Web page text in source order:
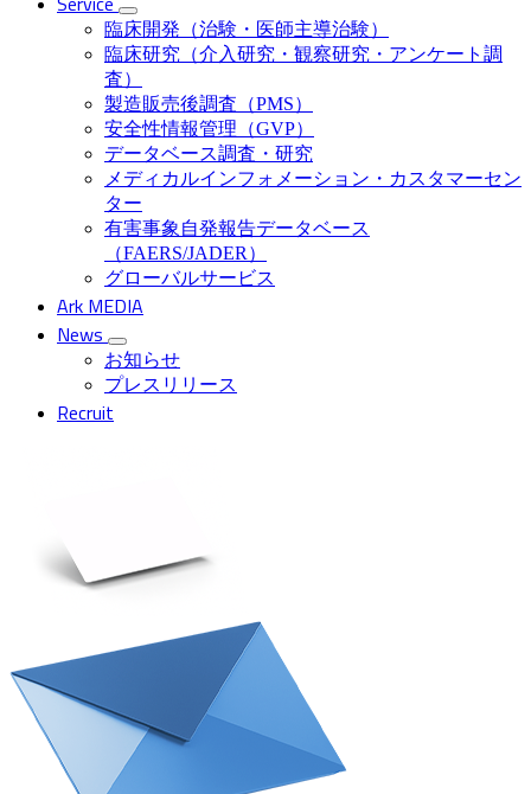
臨床開発（治験・医師主導治験）
臨床研究（介入研究・観察研究・アンケート調
査）
製造販売後調査（PMS）
安全性情報管理（GVP）
データベース調査・研究
メディカルインフォメーション・カスタマーセン
ター
有害事象自発報告データベース
（FAERS/JADER）
グローバルサービス
Ark MEDIA
News
お知らせ
プレスリリース
Recruit